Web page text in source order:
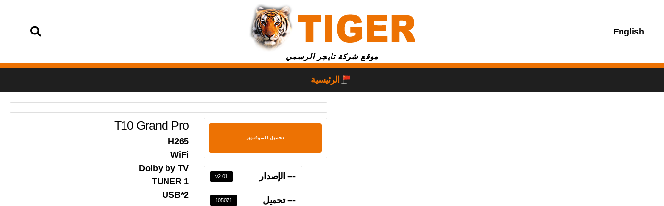
English
موقع شركة تايجر الرسمي
الرئيسية
تحميل السوفتوير
--- الإصدار v2.01
--- تحميل 105071
T10 Grand Pro
H265
WiFi
Dolby by TV
1 TUNER
2*USB